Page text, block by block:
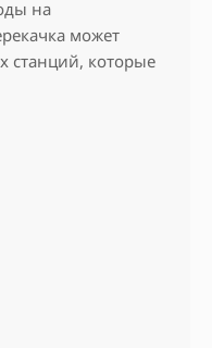
на
может
станций, которые